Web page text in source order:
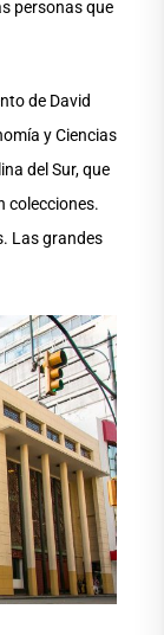
personas que
de David
y Ciencias
del Sur, que
colecciones.
Las grandes